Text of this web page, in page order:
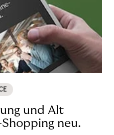
und Alt
neu.